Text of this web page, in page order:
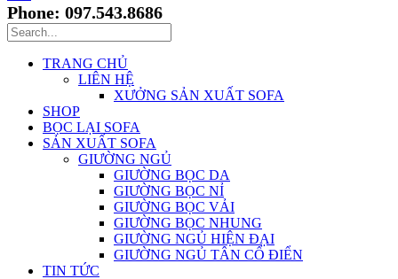
Phone: 097.543.8686
TRANG CHỦ
LIÊN HỆ
XƯỞNG SẢN XUẤT SOFA
SHOP
BỌC LẠI SOFA
SẢN XUẤT SOFA
GIƯỜNG NGỦ
GIƯỜNG BỌC DA
GIƯỜNG BỌC NỈ
GIƯỜNG BỌC VẢI
GIƯỜNG BỌC NHUNG
GIƯỜNG NGỦ HIỆN ĐẠI
GIƯỜNG NGỦ TÂN CỔ ĐIỂN
TIN TỨC